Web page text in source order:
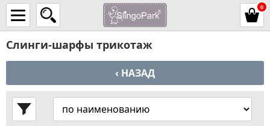
0
Слинги-шарфы трикотаж
‹ НАЗАД